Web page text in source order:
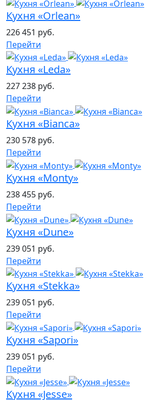
Кухня «Orlean»
226 451 руб.
Перейти
Кухня «Leda»
227 238 руб.
Перейти
Кухня «Bianca»
230 578 руб.
Перейти
Кухня «Monty»
238 455 руб.
Перейти
Кухня «Dune»
239 051 руб.
Перейти
Кухня «Stekka»
239 051 руб.
Перейти
Кухня «Sapori»
239 051 руб.
Перейти
Кухня «Jesse»